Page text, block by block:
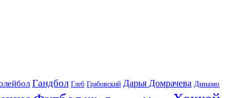
Гандбол Глеб Грабовский Дарья Домрачева Динамо